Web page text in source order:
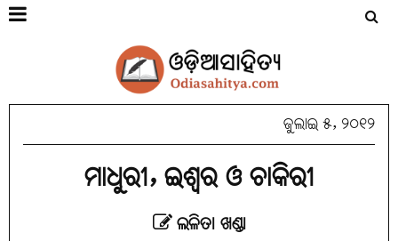
ଜୁଲାଇ ୫, ୨୦୧୨
ମାଧୁରୀ, ଇଶ୍ୱର ଓ ଚାକିରୀ
ଲଳିତା ଖଣ୍ଡା